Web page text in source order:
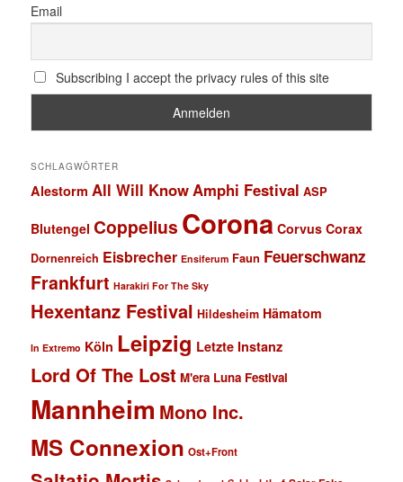
Email
Subscribing I accept the privacy rules of this site
SCHLAGWÖRTER
Alestorm All Will KnowAmphi Festival ASP
Blutengel Coppelius Corona Corvus Corax
Dornenreich Eisbrecher Ensiferum Faun Feuerschwanz
Frankfurt Harakiri For The Sky
Hexentanz Festival Hildesheim Hämatom
In Extremo Köln Leipzig Letzte Instanz
Lord Of The Lost M'era Luna Festival
Mannheim Mono Inc.
MS Connexion Ost+Front